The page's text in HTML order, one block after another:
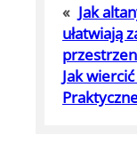
« Jak
ułatwiają
Jak